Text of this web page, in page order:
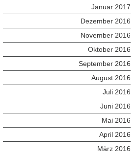
Januar 2017
Dezember 2016
November 2016
Oktober 2016
September 2016
August 2016
Juli 2016
Juni 2016
Mai 2016
April 2016
März 2016